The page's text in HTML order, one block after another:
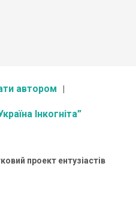
автором
Інкогніта”
проект ентузіастів